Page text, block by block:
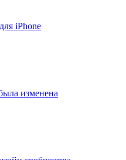
iPhone
изменена